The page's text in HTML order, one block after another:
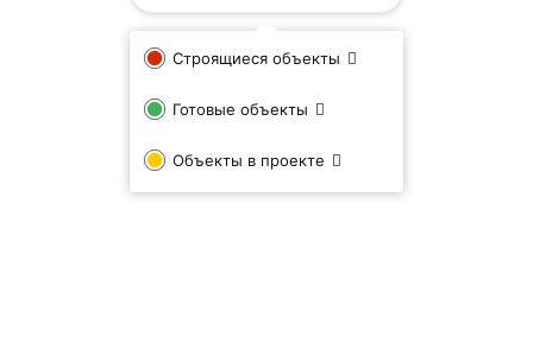
Строящиеся объекты
Готовые объекты
Объекты в проекте